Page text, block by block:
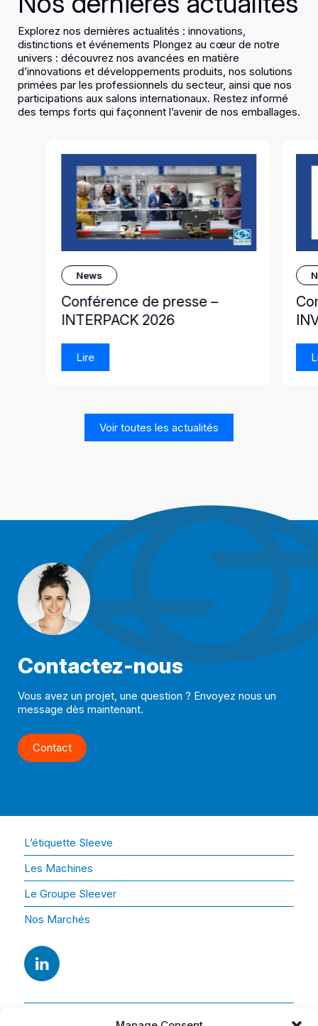
Explorez nos dernières actualités : innovations,
distinctions et événements Plongez au cœur de notre
univers : découvrez nos avancées en matière
d’innovations et développements produits, nos solutions
primées par les professionnels du secteur, ainsi que nos
participations aux salons internationaux. Restez informé
des temps forts qui façonnent l’avenir de nos emballages.
News
Conférence de presse –
INTERPACK 2026
Lire
Voir toutes les actualités
Contactez-nous
Vous avez un projet, une question ? Envoyez nous un
message dès maintenant.
Contact
L’étiquette Sleeve
Les Machines
Le Groupe Sleever
Nos Marchés